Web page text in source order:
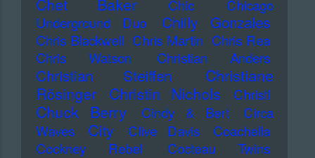
Chet Baker Chic
Chicago
Underground Duo
Chilly Gonzales
Chris Blackwell Chris Martin Chris Rea
Chris Watson
Christian Anders
Christian Steiffen
Christiane
Rösinger
Christin Nichols Christl
Chuck Berry Cindy & Bert
Circa
Waves
City Clive Davis
Coachella
Cockney Rebel
Cocteau Twins